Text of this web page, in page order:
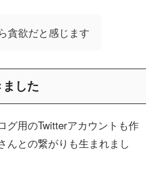
貪欲だと感じます
した
グ用のTwitterアカウントも作
んとの繋がりも生まれまし